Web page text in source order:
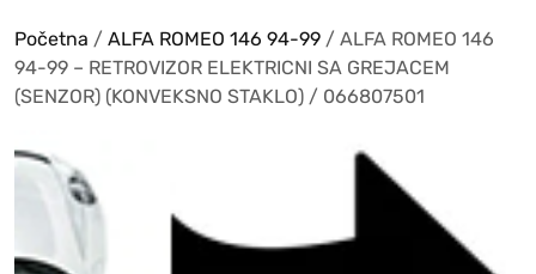
Početna / ALFA ROMEO 146 94-99 / ALFA ROMEO 146
94-99 – RETROVIZOR ELEKTRICNI SA GREJACEM
(SENZOR) (KONVEKSNO STAKLO) / 066807501